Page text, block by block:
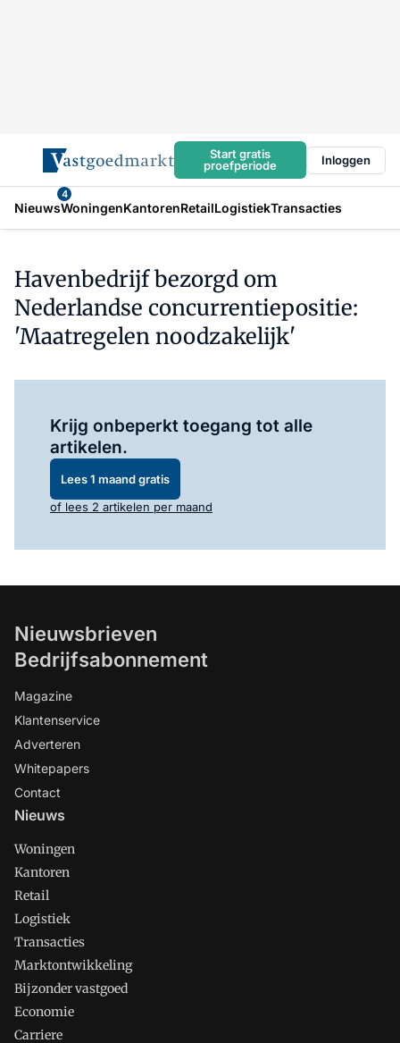
Start gratis
proefperiode
Inloggen
Nieuws
4
WoningenKantorenRetailLogistiekTransacties
Havenbedrijf bezorgd om
Nederlandse concurrentiepositie:
'Maatregelen noodzakelijk'
Krijg onbeperkt toegang tot alle
artikelen.
Lees 1 maand gratis
of lees 2 artikelen per maand
Nieuwsbrieven
Bedrijfsabonnement
Magazine
Klantenservice
Adverteren
Whitepapers
Contact
Nieuws
Woningen
Kantoren
Retail
Logistiek
Transacties
Marktontwikkeling
Bijzonder vastgoed
Economie
Carriere